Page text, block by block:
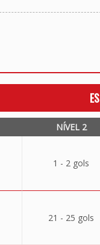
NÍVEL 2
1 - 2 gols
21 - 25 gols